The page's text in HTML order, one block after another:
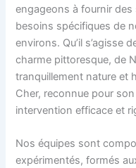
engageons à fournir des
besoins spécifiques de
environs. Qu’il s’agisse
charme pittoresque, de
tranquillement nature et
Cher, reconnue pour
intervention efficace et
Nos équipes sont
expérimentés, formés